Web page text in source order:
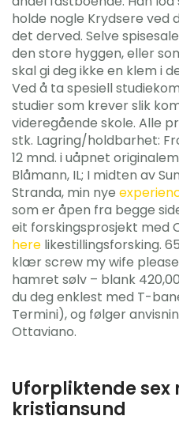
holde nogle Krydsere ved
det derved. Selve
den store hyggen, eller
skal gi deg ikke en klem i
Ved å ta spesiell
studier som krever slik
videregående skole. Alle
stk. Lagring/holdbarhet:
12 mnd. i uåpnet
Blåmann, IL; I midten av
Stranda, min nye
som er åpen fra begge
eit forskingsprosjekt med
here likestillingsforsking.
klær screw my wife
hamret sølv – blank
du deg enklest med T-
Termini), og følger
Ottaviano.
Uforpliktende sex
kristiansund